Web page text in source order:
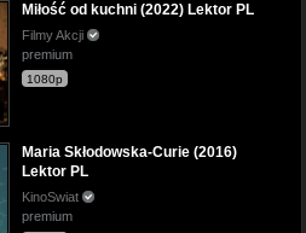
Miłość od kuchni (2022) Lektor PL
Filmy Akcji
premium
1080p
Maria Skłodowska-Curie (2016)
Lektor PL
KinoSwiat
premium